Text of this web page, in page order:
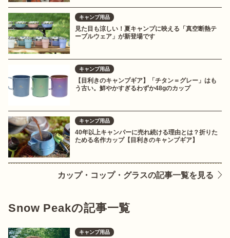
キャンプ用品
見た目も涼しい！夏キャンプに映える「真空断熱テ
ーブルウェア」が新登場です
キャンプ用品
【目利きのキャンプギア】「チタン＝グレー」はも
う古い。鮮やかすぎるわずか48gのカップ
キャンプ用品
40年以上キャンパーに売れ続ける理由とは？折りた
ためる名作カップ【目利きのキャンプギア】
カップ・コップ・グラスの記事一覧を見る
Snow Peakの記事一覧
キャンプ用品